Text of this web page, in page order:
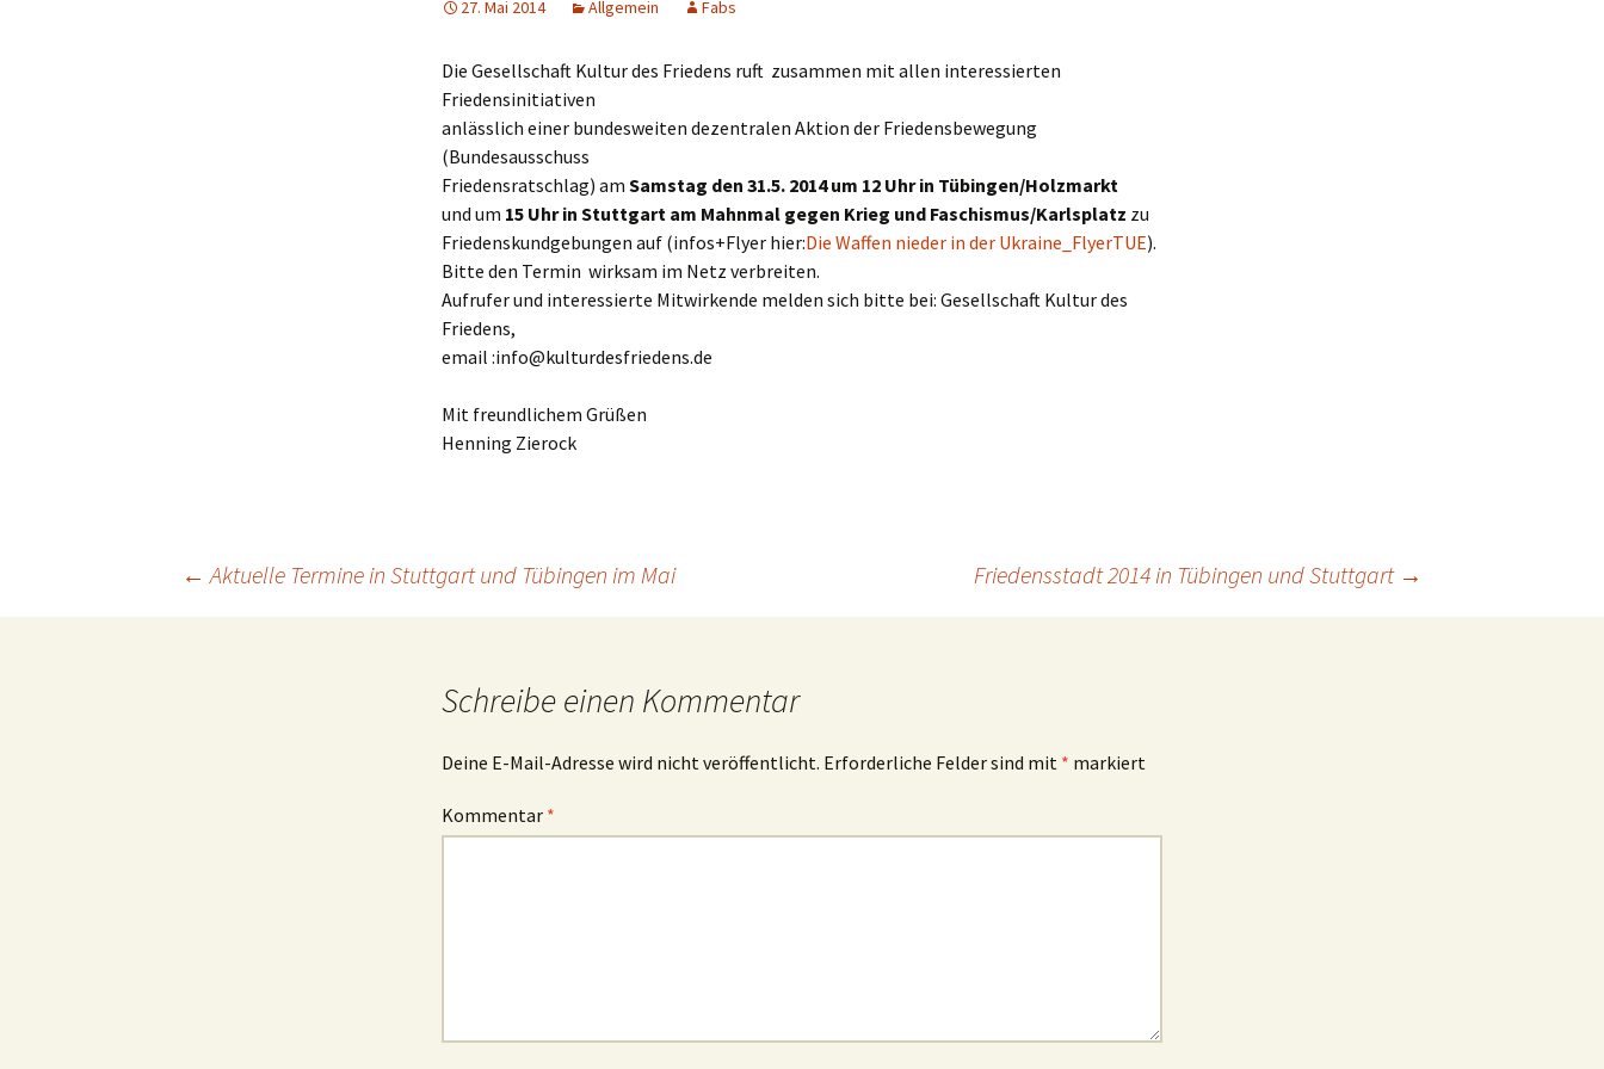
27. Mai 2014 Allgemein Fabs
Die Gesellschaft Kultur des Friedens ruft zusammen mit allen interessierten
Friedensinitiativen
anlässlich einer bundesweiten dezentralen Aktion der Friedensbewegung
(Bundesausschuss
Friedensratschlag) am Samstag den 31.5. 2014 um 12 Uhr in Tübingen/Holzmarkt
und um 15 Uhr in Stuttgart am Mahnmal gegen Krieg und Faschismus/Karlsplatz zu
Friedenskundgebungen auf (infos+Flyer hier:Die Waffen nieder in der Ukraine_FlyerTUE).
Bitte den Termin wirksam im Netz verbreiten.
Aufrufer und interessierte Mitwirkende melden sich bitte bei: Gesellschaft Kultur des
Friedens,
email :info@kulturdesfriedens.de
Mit freundlichem Grüßen
Henning Zierock
Beitrags-
← Aktuelle Termine in Stuttgart und Tübingen im Mai Friedensstadt 2014 in Tübingen und Stuttgart →
Schreibe einen Kommentar
Deine E-Mail-Adresse wird nicht veröffentlicht. Erforderliche Felder sind mit * markiert
Kommentar *